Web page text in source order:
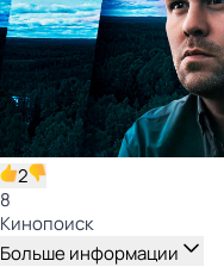
2
8
Кинопоиск
Больше информации